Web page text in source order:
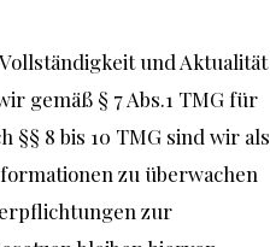
und Aktualität
gemäß § 7 Abs.1 TMG für
§§ 8 bis 10 TMG sind wir als
zu überwachen
zur